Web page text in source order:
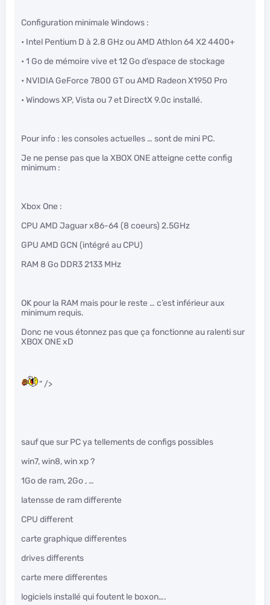
Configuration minimale Windows :
• Intel Pentium D à 2.8 GHz ou AMD Athlon 64 X2 4400+
• 1 Go de mémoire vive et 12 Go d’espace de stockage
• NVIDIA GeForce 7800 GT ou AMD Radeon X1950 Pro
• Windows XP, Vista ou 7 et DirectX 9.0c installé.
Pour info : les consoles actuelles … sont de mini PC.
Je ne pense pas que la XBOX ONE atteigne cette config
minimum :
Xbox One :
CPU AMD Jaguar x86-64 (8 coeurs) 2.5GHz
GPU AMD GCN (intégré au CPU)
RAM 8 Go DDR3 2133 MHz
OK pour la RAM mais pour le reste … c’est inférieur aux
minimum requis.
Donc ne vous étonnez pas que ça fonctionne au ralenti sur
XBOX ONE xD
" />
sauf que sur PC ya tellements de configs possibles
win7, win8, win xp ?
1Go de ram, 2Go , …
latensse de ram differente
CPU different
carte graphique differentes
drives differents
carte mere differentes
logiciels installé qui foutent le boxon….